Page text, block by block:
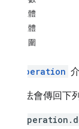
要求主體
回應主體
授權範圍
Operation
這個方法會傳回下